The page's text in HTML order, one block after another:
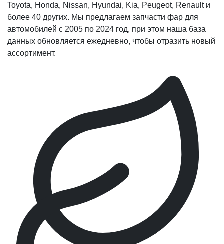
Toyota, Honda, Nissan, Hyundai, Kia, Peugeot, Renault и
более 40 других. Мы предлагаем запчасти фар для
автомобилей с 2005 по 2024 год, при этом наша база
данных обновляется ежедневно, чтобы отразить новый
ассортимент.